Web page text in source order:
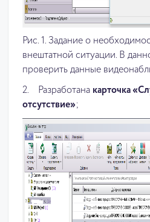
Рис. 1. Задание о
внештатной ситуации. В
проверить данные
2. Разработана карточка
отсутствие»;